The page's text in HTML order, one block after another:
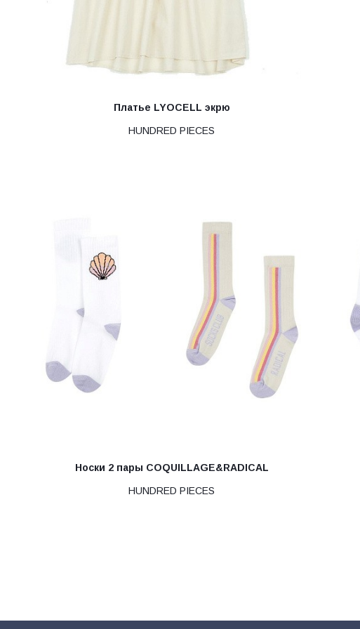
Платье LYOCELL экрю
HUNDRED PIECES
Носки 2 пары COQUILLAGE&RADICAL
HUNDRED PIECES